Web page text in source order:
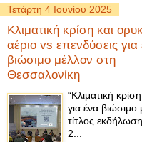
Τετάρτη 4 Ιουνίου 2025
Κλιματική κρίση και
αέριο vs επενδύσεις για
βιώσιμο μέλλον στη
Θεσσαλονίκη
“Κλιματική
για ένα
τίτλος
2...